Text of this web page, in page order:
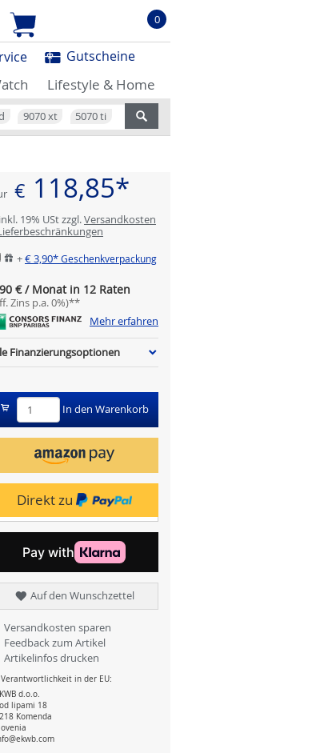
0
Gutscheine
Lifestyle & Home
9070 xt 5070 ti
€ 118,85*
19% USt zzgl.Versandkosten
+€ 3,90* Geschenkverpackung
€ / Monat in 12 Raten
Zins p.a. 0%)**
Mehr erfahren
Finanzierungsoptionen
In den Warenkorb
Direkt zu
Auf den Wunschzettel
Versandkosten sparen
Feedback zum Artikel
Artikelinfos drucken
Verantwortlichkeit in der EU:
d.o.o.
lipami 18
Komenda